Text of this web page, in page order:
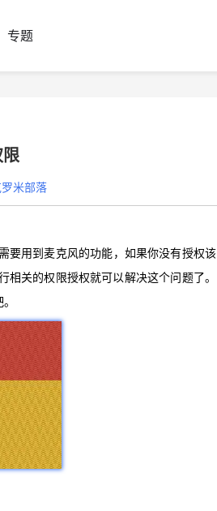
专题
米部落
要用到麦克风的功能，如果你没有授权该
关的权限授权就可以解决这个问题了。